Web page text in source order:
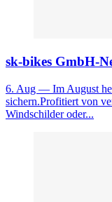
sk-bikes GmbH-
6. Aug — Im August
sichern.Profitiert von
Windschilder oder...